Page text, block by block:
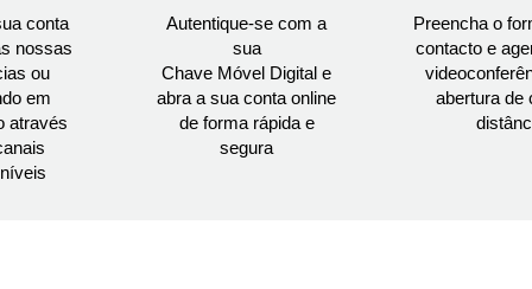
conta
nossas
ou
em
através
Autentique-se com a
sua
Chave Móvel Digital e
abra a sua conta online
de forma rápida e
segura
Preencha o
contacto e
abertura de